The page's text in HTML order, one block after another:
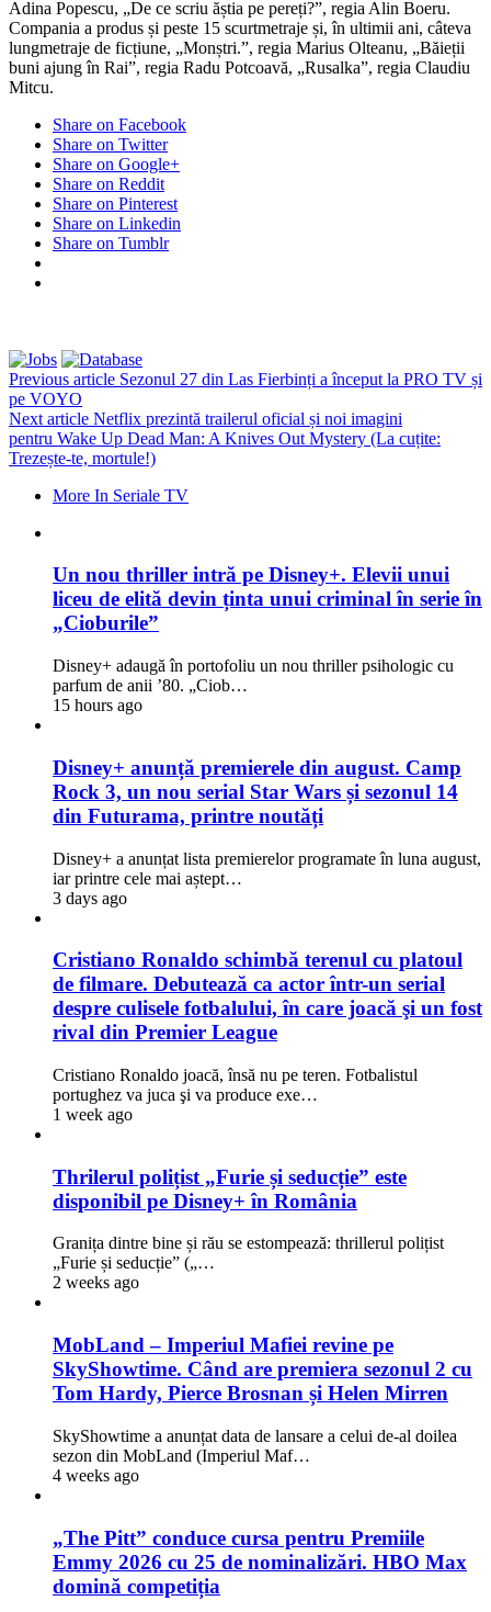
Adina Popescu, „De ce scriu ăștia pe pereți?”, regia Alin Boeru.
Compania a produs și peste 15 scurtmetraje și, în ultimii ani, câteva
lungmetraje de ficțiune, „Monștri.”, regia Marius Olteanu, „Băieții
buni ajung în Rai”, regia Radu Potcoavă, „Rusalka”, regia Claudiu
Mitcu.
Share on Facebook
Share on Twitter
Share on Google+
Share on Reddit
Share on Pinterest
Share on Linkedin
Share on Tumblr
Previous article Sezonul 27 din Las Fierbinți a început la PRO TV și
pe VOYO
Next article Netflix prezintă trailerul oficial și noi imagini
pentru Wake Up Dead Man: A Knives Out Mystery (La cuțite:
Trezește-te, mortule!)
More In Seriale TV
Un nou thriller intră pe Disney+. Elevii unui
liceu de elită devin ținta unui criminal în serie în
„Cioburile”
Disney+ adaugă în portofoliu un nou thriller psihologic cu
parfum de anii ’80. „Ciob…
15 hours ago
Disney+ anunță premierele din august. Camp
Rock 3, un nou serial Star Wars și sezonul 14
din Futurama, printre noutăți
Disney+ a anunțat lista premierelor programate în luna august,
iar printre cele mai aștept…
3 days ago
Cristiano Ronaldo schimbă terenul cu platoul
de filmare. Debutează ca actor într-un serial
despre culisele fotbalului, în care joacă şi un fost
rival din Premier League
Cristiano Ronaldo joacă, însă nu pe teren. Fotbalistul
portughez va juca şi va produce exe…
1 week ago
Thrilerul polițist „Furie și seducție” este
disponibil pe Disney+ în România
Granița dintre bine și rău se estompează: thrillerul polițist
„Furie și seducție” („…
2 weeks ago
MobLand – Imperiul Mafiei revine pe
SkyShowtime. Când are premiera sezonul 2 cu
Tom Hardy, Pierce Brosnan și Helen Mirren
SkyShowtime a anunțat data de lansare a celui de-al doilea
sezon din MobLand (Imperiul Maf…
4 weeks ago
„The Pitt” conduce cursa pentru Premiile
Emmy 2026 cu 25 de nominalizări. HBO Max
domină competiția